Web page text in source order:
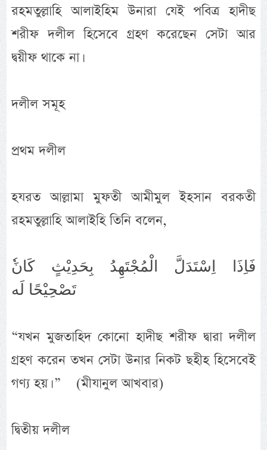
রহমতুল্লাহি আলাইহিম উনারা যেই পবিত্র হাদীছ
শরীফ দলীল হিসেবে গ্রহণ করেছেন সেটা আর
দ্বয়ীফ থাকে না।
দলীল সমূহ
প্রথম দলীল
হযরত আল্লামা মুফতী আমীমুল ইহসান বরকতী
রহমতুল্লাহি আলাইহি তিনি বলেন,
تَصْحِيْحًا لَه
“যখন মুজতাহিদ কোনো হাদীছ শরীফ দ্বারা দলীল
গ্রহণ করেন তখন সেটা উনার নিকট ছহীহ হিসেবেই
গণ্য হয়। ” (মীযানুল আখবার)
দ্বিতীয় দলীল